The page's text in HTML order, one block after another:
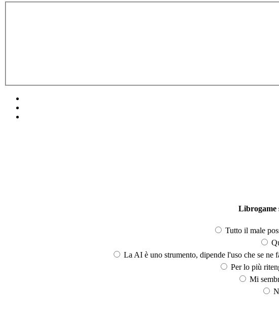
Librogame
Tutto il male
La AI è uno strumento, dipende l'uso che se ne
Per lo più
Mi